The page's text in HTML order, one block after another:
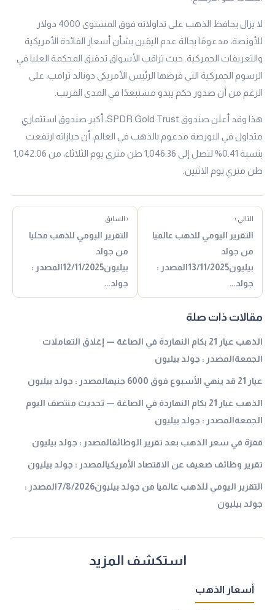
لا يزال يحافظ الذهب على تداولاته فوق المستوى 4000 دولار
للأونصة، مدعومًا بحالة عدم اليقين بشأن أسعار الفائدة الأمريكية
والتعريفات الجمركية. حيث تراقب الأسواق تدقيق المحكمة العليا في
الرسوم الجمركية التي فرضها الرئيس الأمريكي دونالد ترامب، على
الرغم من أن صدور حكم يبدو مستبعدًا في المدى القريب.
هذا وقد أعلن صندوق SPDR Gold Trust، أكبر صندوق استثماري
متداول في البورصة مدعوم بالذهب في العالم، أن حيازاته ارتفعت
بنسبة 0.41% لتصل إلى 1,046.36 طن متري يوم الثلاثاء، من 1,042.06
طن متري يوم الاثنين.
التالي ›
التقرير اليومي للذهب عالميا
من جولد
بيليون13/11/2025المصدر :
جولد…
‹ السابق
التقرير اليومي للذهب محليا
من جولد
بيليون12/11/2025المصدر :
جولد…
مقالات ذات صلة
الذهب عيار 21 بكام النهاردة في الصاغة — إغلاق التعاملات
الجمعةالمصدر : جولد بيليون
عيار 21 قد ينهي الأسبوع فوق 6000 جنيهالمصدر : جولد بيليون
الذهب عيار 21 بكام النهاردة في الصاغة — تحديث منتصف اليوم
الجمعةالمصدر : جولد بيليون
قفزة في سعر الذهب بعد تقرير الوظائفالمصدر : جولد بيليون
تقرير وظائف ضعيف عن الاقتصاد الأمريكيالمصدر : جولد بيليون
التقرير اليومي للذهب عالميا من جولد بيليون7/8/2026المصدر :
جولد بيليون
استكشف المزيد
أسعار الذهب